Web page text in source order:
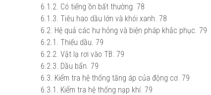
6.1.2. Có tiếng ồn bất thường. 78
6.1.3. Tiêu hao dầu lớn và khói xanh. 78
6.2. Hệ quả các hư hỏng và biện pháp khắc phục. 79
6.2.1. Thiếu dầu. 79
6.2.2. Vật lạ rơi vào TB. 79
6.2.3. Dầu bẩn. 79
6.3. Kiểm tra hệ thống tăng áp của động cơ. 79
6.3.1. Kiểm tra hệ thống nạp khí. 79